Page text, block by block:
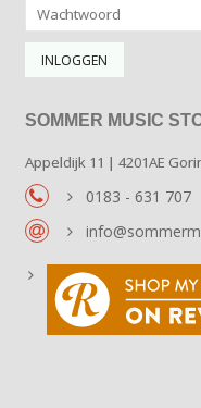
SOMMER MUSIC
Appeldijk 11 | 4201AE
0183 - 631 707